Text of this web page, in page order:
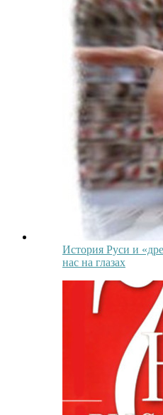
История Руси и
нас на глазах